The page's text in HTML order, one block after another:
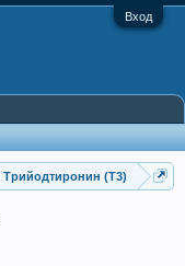
Вход
Трийодтиронин (Т3)